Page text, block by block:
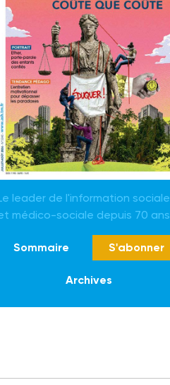
leader de l'information sociale
médico-sociale depuis 70 ans
Sommaire S'abonner
Archives